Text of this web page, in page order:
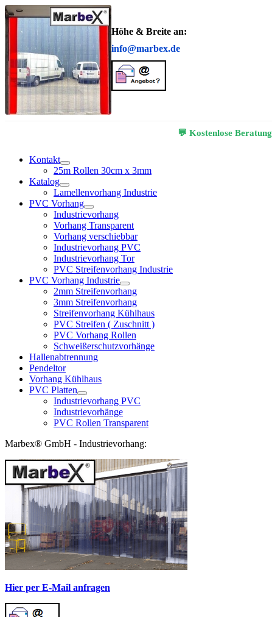
Höhe & Breite an:
info@marbex.de
💬 Kostenlose Beratung
Kontakt
25m Rollen 30cm x 3mm
Katalog
Lamellenvorhang Industrie
PVC Vorhang
Industrievorhang
Vorhang Transparent
Vorhang verschiebbar
Industrievorhang PVC
Industrievorhang Tor
PVC Streifenvorhang Industrie
PVC Vorhang Industrie
2mm Streifenvorhang
3mm Streifenvorhang
Streifenvorhang Kühlhaus
PVC Streifen ( Zuschnitt )
PVC Vorhang Rollen
Schweißerschutzvorhänge
Hallenabtrennung
Pendeltor
Vorhang Kühlhaus
PVC Platten
Industrievorhang PVC
Industrievorhänge
PVC Rollen Transparent
Marbex® GmbH - Industrievorhang:
Hier per E-Mail anfragen